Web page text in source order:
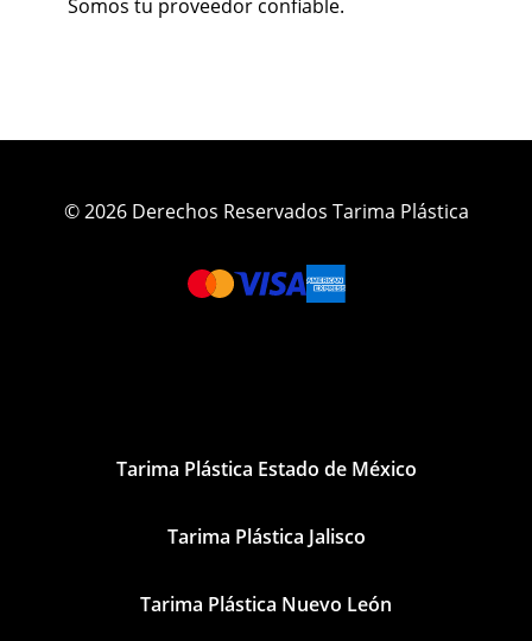
Somos tu proveedor confiable.
© 2026 Derechos Reservados Tarima Plástica
Tarima Plástica Estado de México
Tarima Plástica Jalisco
Tarima Plástica Nuevo León